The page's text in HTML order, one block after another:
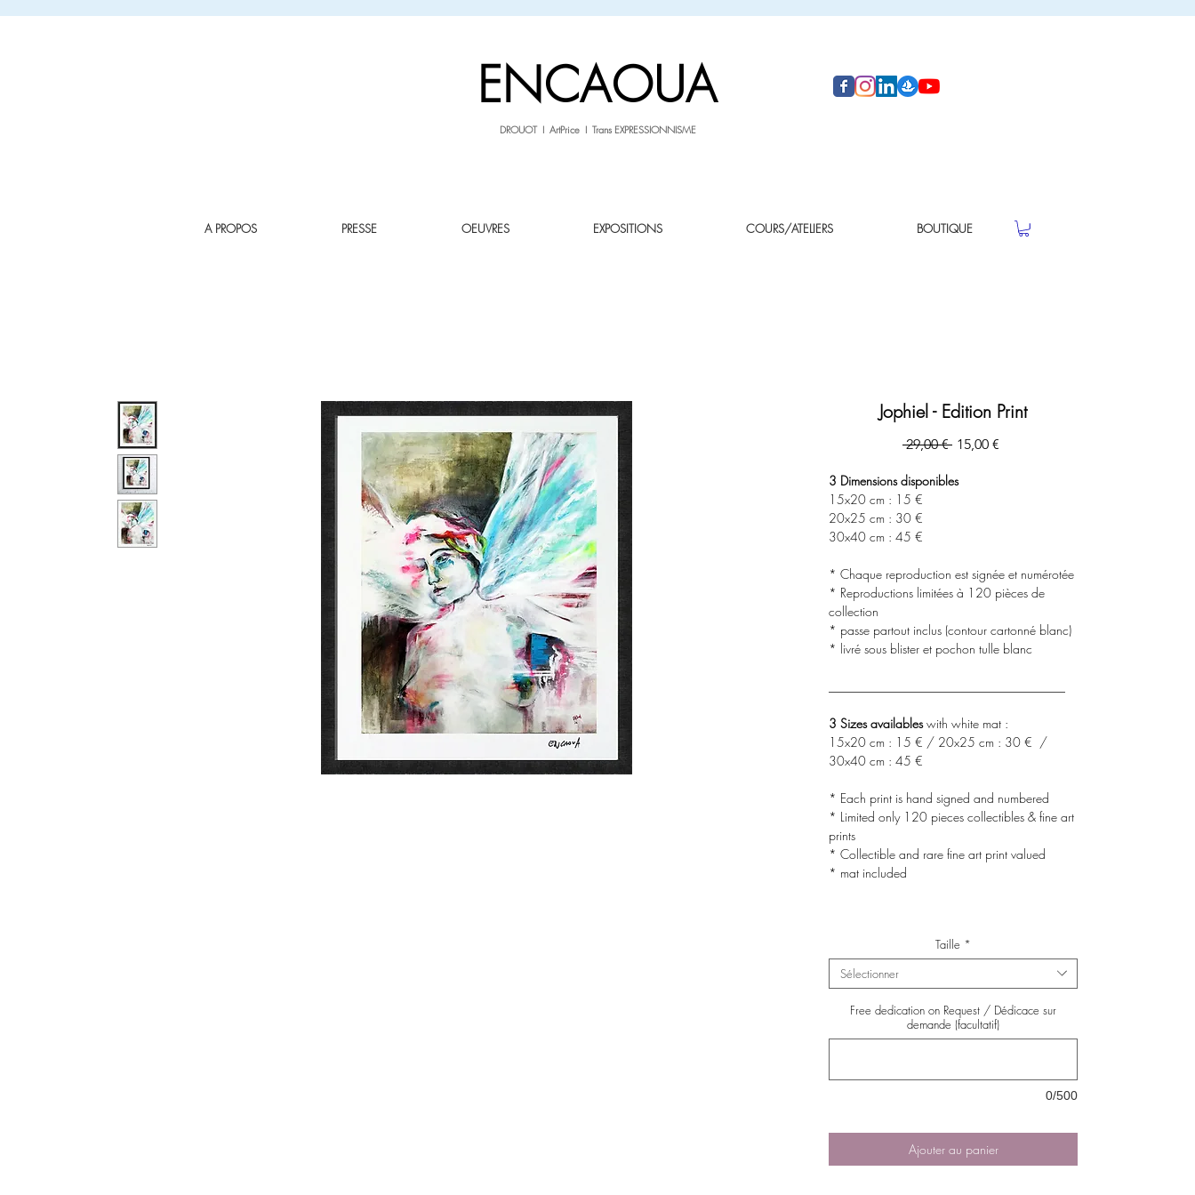
ENCAOUA
DROUOT I ArtPrice I Trans EXPRESSIONNISME
A PROPOS PRESSE OEUVRES EXPOSITIONS COURS/ATELIERS BOUTIQUE
Jophiel - Edition Print
29,00 € Prix
15,00 €
3 Dimensions disponibles
15x20 cm : 15 €
20x25 cm : 30 €
30x40 cm : 45 €
* Chaque reproduction est signée et numérotée
* Reproductions limitées à 120 pièces de
collection
* passe partout inclus (contour cartonné blanc)
* livré sous blister et pochon tulle blanc
3 Sizes availableswith white mat :
15x20 cm : 15 € / 20x25 cm : 30 € /
30x40 cm : 45 €
* Each print is hand signed and numbered
* Limited only 120 pieces collectibles & fine art
prints
* Collectible and rare fine art print valued
* mat included
Taille *
Sélectionner
Free dedication on Request / Dédicace sur
demande (facultatif)
0/500
Ajouter au panier